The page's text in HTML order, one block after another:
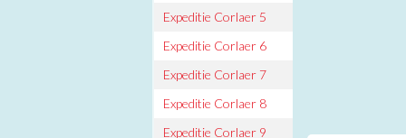
Opleiding
Coaching
Advies
Expeditie Corlaer 5
Expeditie Corlaer 6
Expeditie Corlaer 7
Expeditie Corlaer 8
Expeditie Corlaer 9